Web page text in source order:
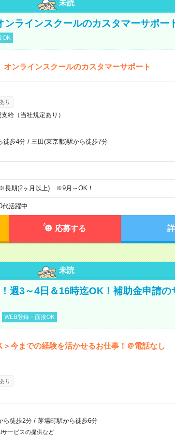
未読
ンラインスクールのカスタマーサポー
OK
オンラインスクールのカスタマーサポート
り
給（当社規定あり）
徒歩4分/ 三田(東京都)駅から徒歩7分
長期(2ヶ月以上) ※9月～OK！
代活躍中
応募する
未読
週3～4日＆16時迄OK！補助金申請の
WEB登録・面接OK
＞今までの経験を活かせるお仕事！＠電話なし
り
ら徒歩2分/ 茅場町駅から徒歩6分
ービスの提供など